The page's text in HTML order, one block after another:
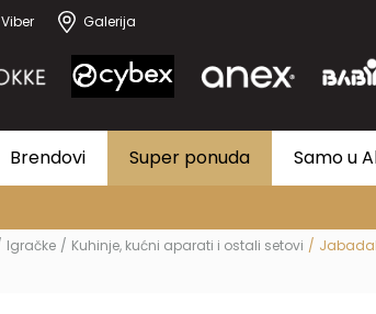
Viber Galerija
Brendovi Super ponuda Samo u
Igračke Kuhinje, kućni aparati i ostali setovi